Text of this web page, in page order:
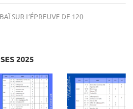
SUR L’ÉPREUVE DE 120
2025